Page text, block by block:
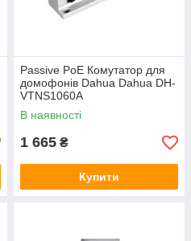
Passive PoE Комутатор для
домофонів Dahua Dahua DH-
VTNS1060A
В наявності
1 665 ₴
Купити